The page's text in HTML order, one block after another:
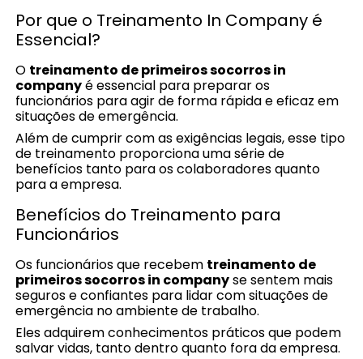
Por que o Treinamento In Company é
Essencial?
O treinamento de primeiros socorros in
companyé essencial para preparar os
funcionários para agir de forma rápida e eficaz em
situações de emergência.
Além de cumprir com as exigências legais, esse tipo
de treinamento proporciona uma série de
benefícios tanto para os colaboradores quanto
para a empresa.
Benefícios do Treinamento para
Funcionários
Os funcionários que recebem treinamento de
primeiros socorros in companyse sentem mais
seguros e confiantes para lidar com situações de
emergência no ambiente de trabalho.
Eles adquirem conhecimentos práticos que podem
salvar vidas, tanto dentro quanto fora da empresa.